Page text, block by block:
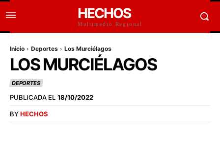
HECHOS
Multimedio Regional
Inicio Deportes Los Murciélagos
LOS MURCIÉLAGOS
DEPORTES
PUBLICADA EL 18/10/2022
BYHECHOS